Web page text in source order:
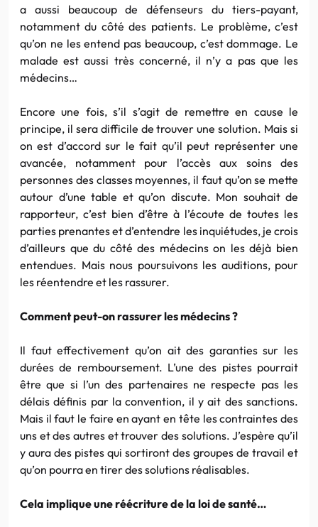
a aussi beaucoup de défenseurs du tiers-payant,
notamment du côté des patients. Le problème, c’est
qu’on ne les entend pas beaucoup, c’est dommage. Le
malade est aussi très concerné, il n’y a pas que les
médecins…
Encore une fois, s’il s’agit de remettre en cause le
principe, il sera difficile de trouver une solution. Mais si
on est d’accord sur le fait qu’il peut représenter une
avancée, notamment pour l’accès aux soins des
personnes des classes moyennes, il faut qu’on se mette
autour d’une table et qu’on discute. Mon souhait de
rapporteur, c’est bien d’être à l’écoute de toutes les
parties prenantes et d’entendre les inquiétudes, je crois
d’ailleurs que du côté des médecins on les déjà bien
entendues. Mais nous poursuivons les auditions, pour
les réentendre et les rassurer.
Comment peut-on rassurer les médecins ?
Il faut effectivement qu’on ait des garanties sur les
durées de remboursement. L’une des pistes pourrait
être que si l’un des partenaires ne respecte pas les
délais définis par la convention, il y ait des sanctions.
Mais il faut le faire en ayant en tête les contraintes des
uns et des autres et trouver des solutions. J’espère qu’il
y aura des pistes qui sortiront des groupes de travail et
qu’on pourra en tirer des solutions réalisables.
Cela implique une réécriture de la loi de santé…